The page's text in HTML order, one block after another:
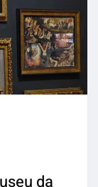
da